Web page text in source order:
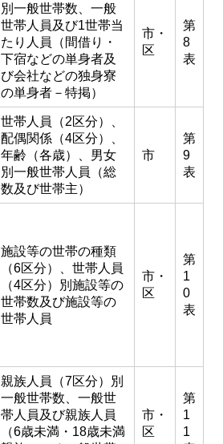
別一般世帯数、一般
世帯人員及び1世帯当
たり人員（間借り・
下宿などの単身者及
び会社などの独身寮
の単身者－特掲）
市・
区
第
8
表
世帯人員（2区分）、
配偶関係（4区分）、
年齢（各歳）、男女
別一般世帯人員（総
数及び世帯主）
市
第
9
表
施設等の世帯の種類
（6区分）、世帯人員
（4区分）別施設等の
世帯数及び施設等の
世帯人員
市・
区
第
1
0
表
親族人員（7区分）別
一般世帯数、一般世
帯人員及び親族人員
（6歳未満・18歳未満
市・
区
第
1
1